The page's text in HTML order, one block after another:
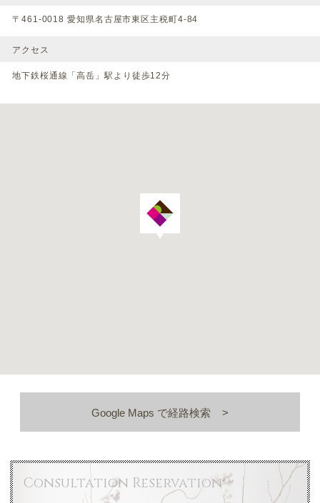
〒461-0018 愛知県名古屋市東区主税町4-84
アクセス
地下鉄桜通線「高岳」駅より徒歩12分
Google Maps で経路検索
Consultation Reservation